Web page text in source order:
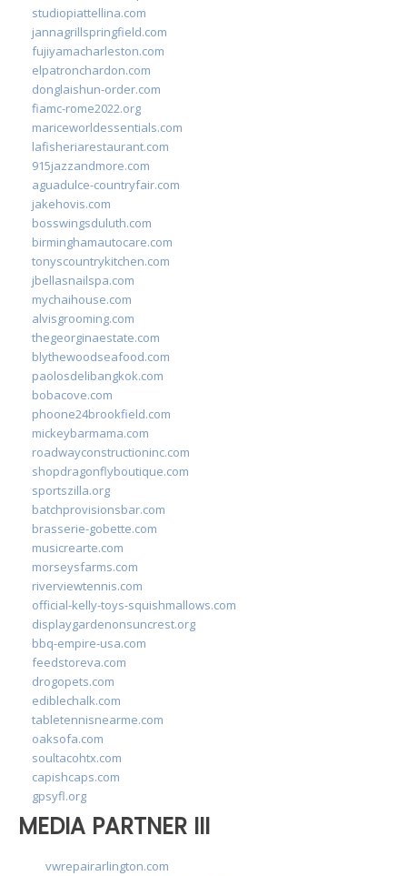
studiopiattellina.com
jannagrillspringfield.com
fujiyamacharleston.com
elpatronchardon.com
donglaishun-order.com
fiamc-rome2022.org
mariceworldessentials.com
lafisheriarestaurant.com
915jazzandmore.com
aguadulce-countryfair.com
jakehovis.com
bosswingsduluth.com
birminghamautocare.com
tonyscountrykitchen.com
jbellasnailspa.com
mychaihouse.com
alvisgrooming.com
thegeorginaestate.com
blythewoodseafood.com
paolosdelibangkok.com
bobacove.com
phoone24brookfield.com
mickeybarmama.com
roadwayconstructioninc.com
shopdragonflyboutique.com
sportszilla.org
batchprovisionsbar.com
brasserie-gobette.com
musicrearte.com
morseysfarms.com
riverviewtennis.com
official-kelly-toys-squishmallows.com
displaygardenonsuncrest.org
bbq-empire-usa.com
feedstoreva.com
drogopets.com
ediblechalk.com
tabletennisnearme.com
oaksofa.com
soultacohtx.com
capishcaps.com
gpsyfl.org
MEDIA PARTNER III
vwrepairarlington.com